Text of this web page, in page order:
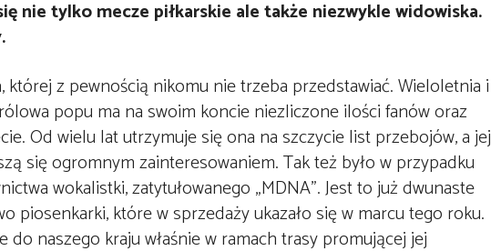
nie tylko mecze piłkarskie ale także niezwykle widowiska.
której z pewnością nikomu nie trzeba przedstawiać. Wieloletnia i
popu ma na swoim koncie niezliczone ilości fanów oraz
Od wielu lat utrzymuje się ona na szczycie list przebojów, a jej
się ogromnym zainteresowaniem. Tak też było w przypadku
wokalistki, zatytułowanego „MDNA”. Jest to już dwunaste
piosenkarki, które w sprzedaży ukazało się w marcu tego roku.
do naszego kraju właśnie w ramach trasy promującej jej